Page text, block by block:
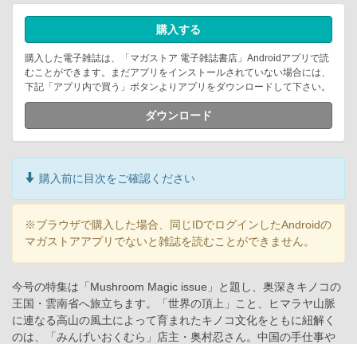
購入する
購入した電子雑誌は、「マガストア 電子雑誌書店」Androidアプリで読
むことができます。まだアプリをインストールされていない場合には、
下記「アプリ内で買う」ボタンよりアプリをダウンロードして下さい。
ダウンロード
購入前に目次をご確認ください
※ブラウザで購入した場合、同じIDでログインしたAndroidの
マガストアアプリでないと雑誌を読むことができません。
今号の特集は「Mushroom Magic issue」と題し、奥深きキノコの
王国・雲南省へ旅立ちます。「世界の頂上」こと、ヒマラヤ山脈
に連なる高山の風土によって育まれたキノコ文化をともに紐解く
のは、「みんげいおくむら」店主・奥村忍さん。中国の手仕事や